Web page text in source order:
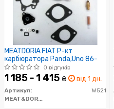
MEATDORIA FIAT Р-кт
карбюратора Panda,Uno 86-
0 відгуків
1 185 - 1 415 ₴ від 1 дн.
Артикул:
W521
MEAT&DORIA